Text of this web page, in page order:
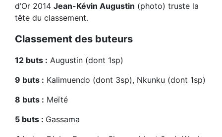
d’Or 2014 Jean-Kévin Augustin (photo) truste la
tête du classement.
Classement des buteurs
12 buts : Augustin (dont 1sp)
9 buts : Kalimuendo (dont 3sp), Nkunku (dont 1sp)
8 buts : Meïté
5 buts : Gassama